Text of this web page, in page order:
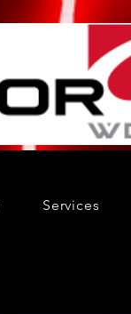
Services